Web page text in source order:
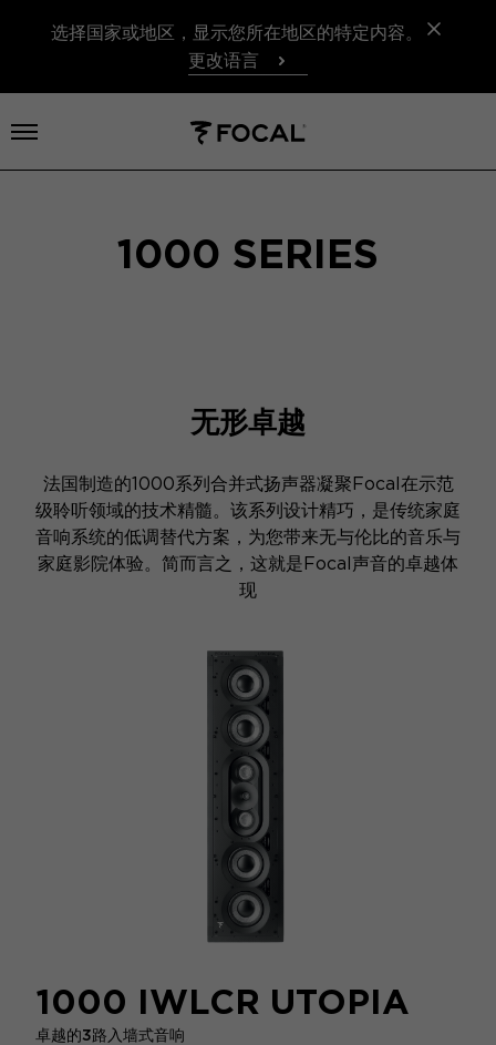
选择国家或地区，显示您所在地区的特定内容。
更改语言
打开菜单
1000 SERIES
无形卓越
法国制造的1000系列合并式扬声器凝聚Focal在示范
级聆听领域的技术精髓。该系列设计精巧，是传统家庭
音响系统的低调替代方案，为您带来无与伦比的音乐与
家庭影院体验。简而言之，这就是Focal声音的卓越体
现
1000 IWLCR UTOPIA
卓越的3路入墙式音响